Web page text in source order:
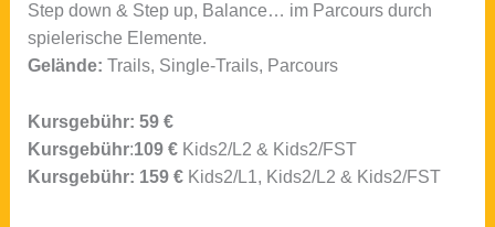
Step down & Step up, Balance… im Parcours durch
spielerische Elemente.
Gelände: Trails, Single-Trails, Parcours
Kursgebühr: 59 €
Kursgebühr:109 € Kids2/L2 & Kids2/FST
Kursgebühr: 159 €Kids2/L1, Kids2/L2 & Kids2/FST